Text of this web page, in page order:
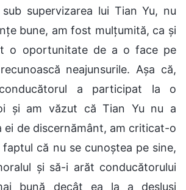
supervizarea lui Tian Yu, nu
bune, am fost mulțumită, ca și
o oportunitate de a o face pe
neajunsurile. Așa că,
a participat la o
și am văzut că Tian Yu nu a
ei de discernământ, am criticat-o
că nu se cunoștea pe sine,
și să-i arăt conducătorului
bună decât ea la a desluși